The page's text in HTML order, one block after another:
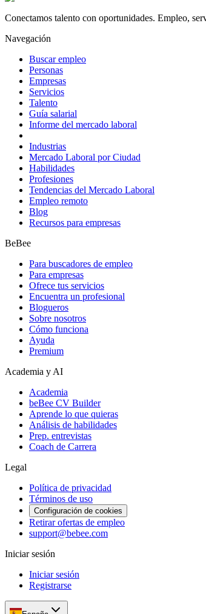
Conectamos talento con oportunidades. Empleo,
Navegación
Buscar empleo
Personas
Empresas
Servicios
Talento
Guía salarial
Informe del mercado laboral
Industrias
Mercado Laboral por Ciudad
Habilidades
Profesiones
Tendencias del Mercado Laboral
Empleo remoto
Blog
Recursos para empresas
BeBee
Para buscadores de empleo
Para empresas
Ofrece tus servicios
Encuentra un profesional
Blogueros
Sobre nosotros
Cómo funciona
Ayuda
Premium
Academia y AI
Academia
beBee CV Builder
Aprende lo que quieras
Análisis de habilidades
Prep. entrevistas
Coach de Carrera
Legal
Política de privacidad
Términos de uso
Configuración de cookies
Retirar ofertas de empleo
support@bebee.com
Iniciar sesión
Iniciar sesión
Registrarse